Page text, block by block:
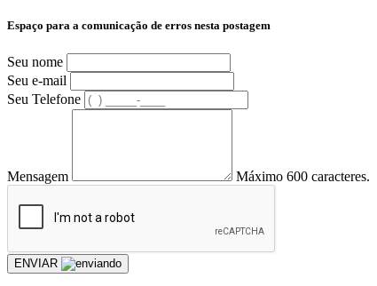
Espaço para a comunicação de erros nesta postagem
Seu nome
Seu e-mail
Seu Telefone
Mensagem Máximo 600 caracteres.
ENVIAR